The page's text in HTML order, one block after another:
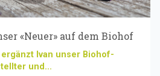
«Neuer» auf dem Biohof
Ivan unser Biohof-
und...